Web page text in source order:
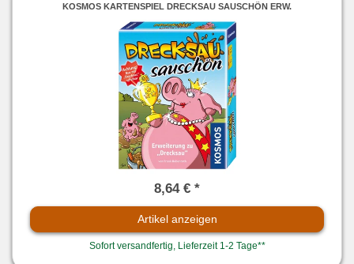
KOSMOS KARTENSPIEL DRECKSAU SAUSCHÖN ERW.
8,64 € *
Artikel anzeigen
Sofort versandfertig, Lieferzeit 1-2 Tage**